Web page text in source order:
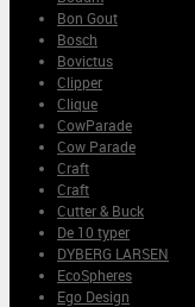
Bon Gout
Bosch
Bovictus
Clipper
Clique
CowParade
Cow Parade
Craft
Craft
Cutter & Buck
De 10 typer
DYBERG LARSEN
EcoSpheres
Ego Design